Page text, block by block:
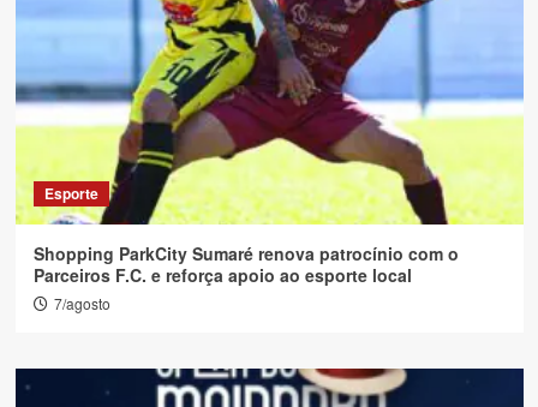
Esporte
Shopping ParkCity Sumaré renova patrocínio com o
Parceiros F.C. e reforça apoio ao esporte local
7/agosto